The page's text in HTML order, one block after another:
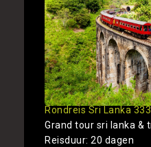
Rondreis Sri Lanka
Grand tour sri lanka &
Reisduur: 20 dagen